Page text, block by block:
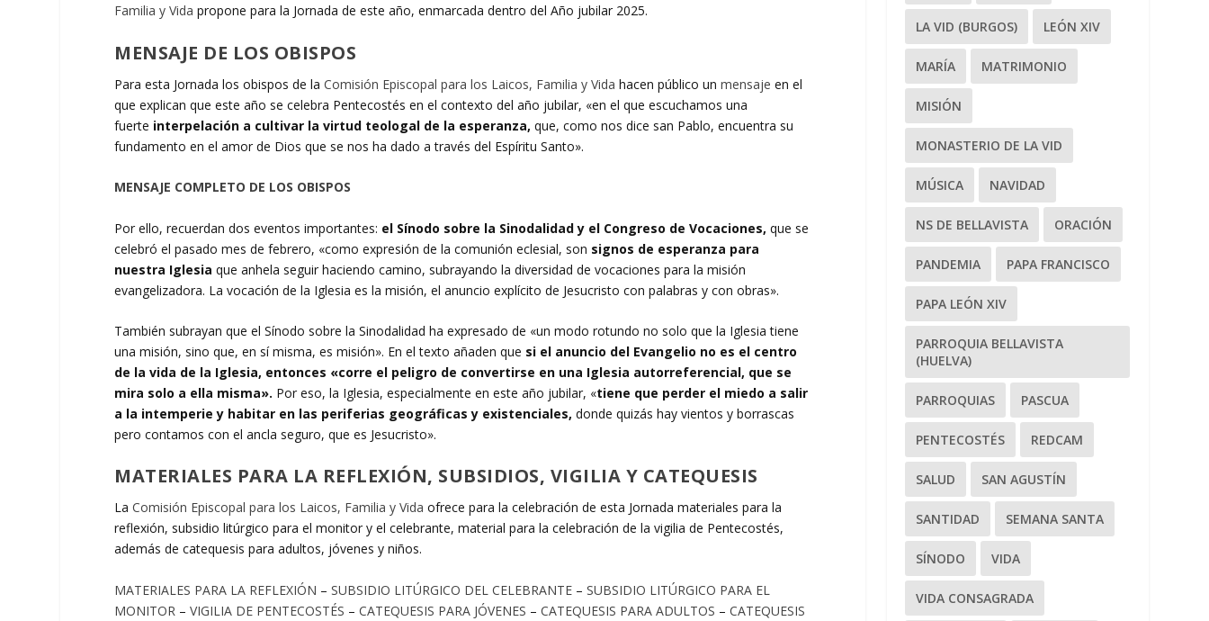
Familia y Vida propone para la Jornada de este año, enmarcada dentro del Año jubilar 2025.
MENSAJE DE LOS OBISPOS
Para esta Jornada los obispos de laComisión Episcopal para los Laicos, Familia y Vida hacen público unmensajeen el
que explican que este año se celebra Pentecostés en el contexto del año jubilar, «en el que escuchamos una
fuerte interpelación a cultivar la virtud teologal de la esperanza,que, como nos dice san Pablo, encuentra su
fundamento en el amor de Dios que se nos ha dado a través del Espíritu Santo».
MENSAJE COMPLETO DE LOS OBISPOS
Por ello, recuerdan dos eventos importantes: el Sínodo sobre la Sinodalidad y el Congreso de Vocaciones,que se
celebró el pasado mes de febrero, «como expresión de la comunión eclesial, son signos de esperanza para
nuestra Iglesiaque anhela seguir haciendo camino, subrayando la diversidad de vocaciones para la misión
evangelizadora. La vocación de la Iglesia es la misión, el anuncio explícito de Jesucristo con palabras y con obras».
También subrayan que el Sínodo sobre la Sinodalidad ha expresado de «un modo rotundo no solo que la Iglesia tiene
una misión, sino que, en sí misma, es misión». En el texto añaden que si el anuncio del Evangelio no es el centro
de la vida de la Iglesia, entonces «corre el peligro de convertirse en una Iglesia autorreferencial, que se
mira solo a ella misma». Por eso, la Iglesia, especialmente en este año jubilar, «tiene que perder el miedo a salir
a la intemperie y habitar en las periferias geográficas y existenciales, donde quizás hay vientos y borrascas
pero contamos con el ancla seguro, que es Jesucristo».
MATERIALES PARA LA REFLEXIÓN, SUBSIDIOS, VIGILIA Y CATEQUESIS
LaComisión Episcopal para los Laicos, Familia y Vida ofrece para la celebración de esta Jornada materiales para la
reflexión, subsidio litúrgico para el monitor y el celebrante, material para la celebración de la vigilia de Pentecostés,
además de catequesis para adultos, jóvenes y niños.
MATERIALES PARA LA REFLEXIÓN –SUBSIDIO LITÚRGICO DEL CELEBRANTE –SUBSIDIO LITÚRGICO PARA EL
MONITOR –VIGILIA DE PENTECOSTÉS –CATEQUESIS PARA JÓVENES –CATEQUESIS PARA ADULTOS –CATEQUESIS
LA VID (BURGOS) LEÓN XIV
MARÍA MATRIMONIO
MISIÓN
MONASTERIO DE LA VID
MÚSICA NAVIDAD
NS DE BELLAVISTA ORACIÓN
PANDEMIA PAPA FRANCISCO
PAPA LEÓN XIV
PARROQUIA BELLAVISTA
(HUELVA)
PARROQUIAS PASCUA
PENTECOSTÉS REDCAM
SALUD SAN AGUSTÍN
SANTIDAD SEMANA SANTA
SÍNODO VIDA
VIDA CONSAGRADA